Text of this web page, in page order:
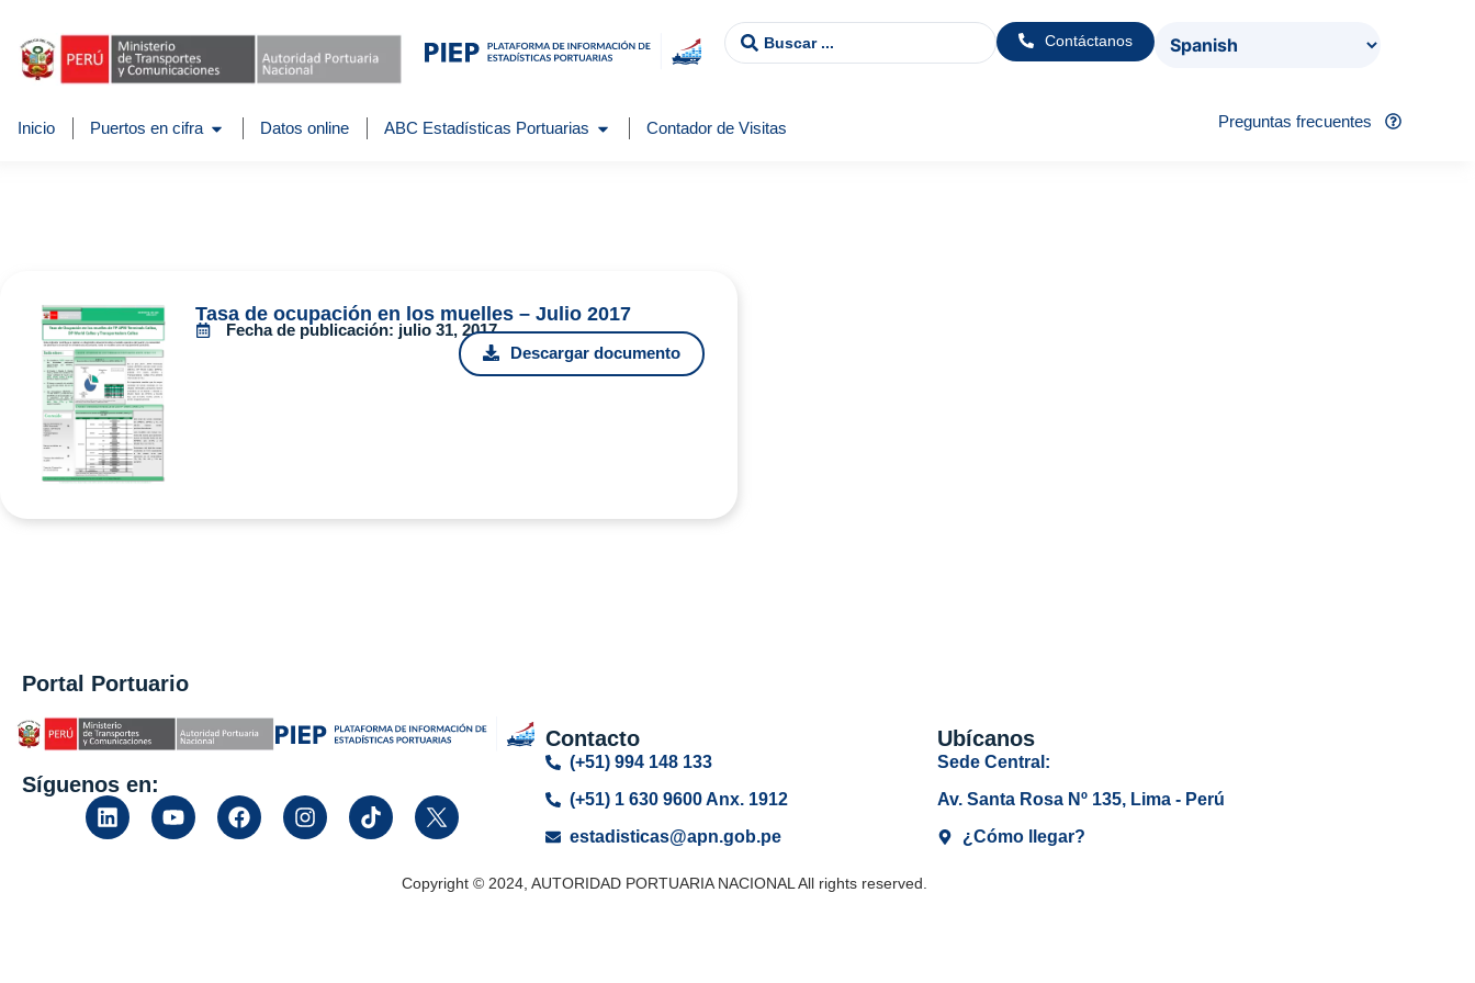
Contáctanos
Inicio Puertos en cifra Datos online ABC Estadísticas Portuarias Contador de Visitas Preguntas frecuentes
Tasa de ocupación en los muelles – Julio 2017
Fecha de publicación: julio 31, 2017
Descargar documento
Portal Portuario
Síguenos en:
Contacto
(+51) 994 148 133
(+51) 1 630 9600 Anx. 1912
estadisticas@apn.gob.pe
Ubícanos
Sede Central:
Av. Santa Rosa Nº 135, Lima - Perú
¿Cómo llegar?
Copyright © 2024, AUTORIDAD PORTUARIA NACIONAL All rights reserved.